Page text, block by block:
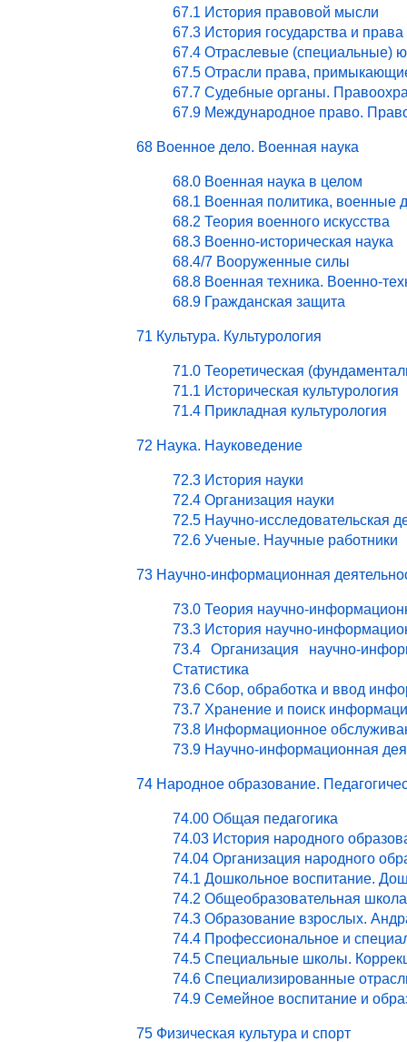
67.1 История правовой мысли
67.3 История государства и права
67.4 Отраслевые (специальные)
67.5 Отрасли права,
67.7 Судебные органы.
67.9 Международное право.
68 Военное дело. Военная наука
68.0 Военная наука в целом
68.1 Военная политика, военные
68.2 Теория военного искусства
68.3 Военно-историческая наука
68.4/7 Вооруженные силы
68.8 Военная техника. Военно-
68.9 Гражданская защита
71 Культура. Культурология
71.0 Теоретическая
71.1 Историческая культурология
71.4 Прикладная культурология
72 Наука. Науковедение
72.3 История науки
72.4 Организация науки
72.5 Научно-исследовательская
72.6 Ученые. Научные работники
73 Научно-информационная
73.0 Теория научно-
73.3 История научно-
73.4 Организация научно-
Статистика
73.6 Сбор, обработка и ввод
73.7 Хранение и поиск
73.8 Информационное
73.9 Научно-информационная
74 Народное образование.
74.00 Общая педагогика
74.03 История народного
74.04 Организация народного
74.1 Дошкольное воспитание.
74.2 Общеобразовательная
74.3 Образование взрослых.
74.4 Профессиональное и
74.5 Специальные школы.
74.6 Специализированные
74.9 Семейное воспитание и
75 Физическая культура и спорт